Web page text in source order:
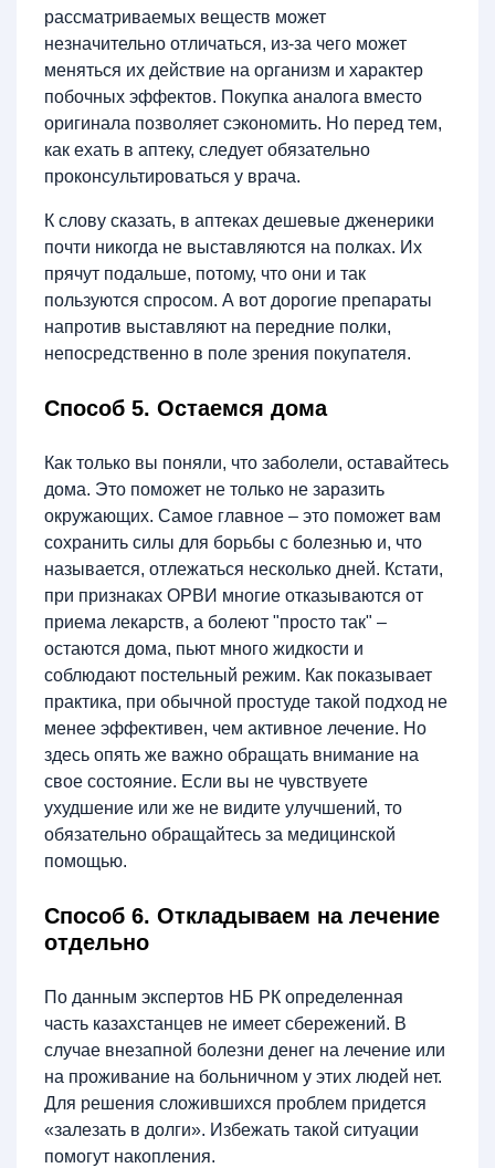
рассматриваемых веществ может
незначительно отличаться, из-за чего может
меняться их действие на организм и характер
побочных эффектов. Покупка аналога вместо
оригинала позволяет сэкономить. Но перед тем,
как ехать в аптеку, следует обязательно
проконсультироваться у врача.
К слову сказать, в аптеках дешевые дженерики
почти никогда не выставляются на полках. Их
прячут подальше, потому, что они и так
пользуются спросом. А вот дорогие препараты
напротив выставляют на передние полки,
непосредственно в поле зрения покупателя.
Способ 5. Остаемся дома
Как только вы поняли, что заболели, оставайтесь
дома. Это поможет не только не заразить
окружающих. Самое главное – это поможет вам
сохранить силы для борьбы с болезнью и, что
называется, отлежаться несколько дней. Кстати,
при признаках ОРВИ многие отказываются от
приема лекарств, а болеют "просто так" –
остаются дома, пьют много жидкости и
соблюдают постельный режим. Как показывает
практика, при обычной простуде такой подход не
менее эффективен, чем активное лечение. Но
здесь опять же важно обращать внимание на
свое состояние. Если вы не чувствуете
ухудшение или же не видите улучшений, то
обязательно обращайтесь за медицинской
помощью.
Способ 6. Откладываем на лечение
отдельно
По данным экспертов НБ РК определенная
часть казахстанцев не имеет сбережений. В
случае внезапной болезни денег на лечение или
на проживание на больничном у этих людей нет.
Для решения сложившихся проблем придется
«залезать в долги». Избежать такой ситуации
помогут накопления.